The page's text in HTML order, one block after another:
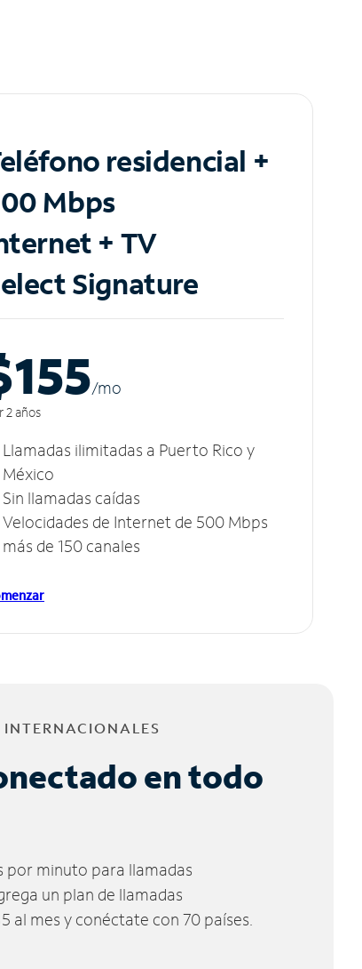
residencial +
Mbps
+ TV
Signature
/mo
2 años
Llamadas ilimitadas a Puerto Rico y
México
Sin llamadas caídas
Velocidades de Internet de 500 Mbps
más de 150 canales
en todo
minuto para llamadas
un plan de llamadas
al mes y conéctate con 70 países.